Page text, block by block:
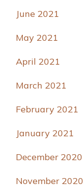
June 2021
May 2021
April 2021
March 2021
February 2021
January 2021
December 2020
November 2020